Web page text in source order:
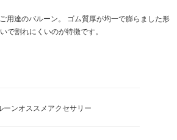
用達のバルーン。 ゴム質厚が均一で膨らました形
で割れにくいのが特徴です。
ーンオススメアクセサリー